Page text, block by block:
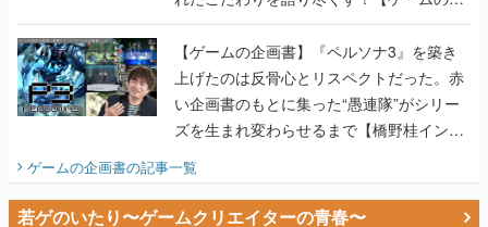
画書】
【ゲームの企画書】『ペルソナ3』を築き
上げたのは反骨心とリスペクトだった。赤
い企画書のもとに集った“愚連隊”がシリー
ズを生まれ変わらせるまで【橋野桂インタ
ビュー】
ゲームの企画書の記事一覧
若ゲのいたり〜ゲームクリエイターの青春〜